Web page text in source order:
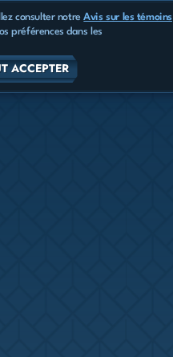
consulter notreAvis sur les témoins
préférences dans les
ACCEPTER